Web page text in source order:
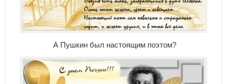
А Пушкин был настоящим поэтом?